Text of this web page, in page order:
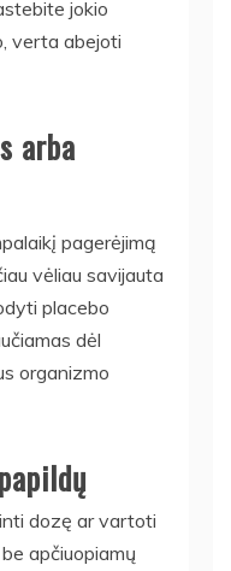
jokio
verta abejoti
arba
pagerėjimą
vėliau savijauta
placebo
dėl
organizmo
dozę ar vartoti
apčiuopiamų